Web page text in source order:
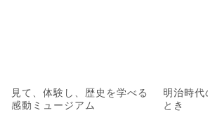
見て、体験し、歴史を学べる
感動ミュージアム
明治時代
とき